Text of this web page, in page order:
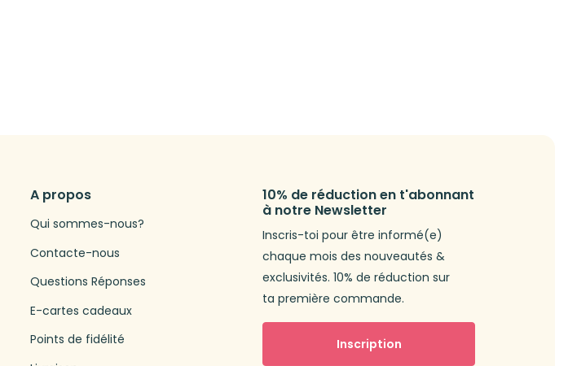
A propos
Qui sommes-nous?
Contacte-nous
Questions Réponses
E-cartes cadeaux
Points de fidélité
10% de réduction en t'abonnant
à notre Newsletter
Inscris-toi pour être informé(e)
chaque mois des nouveautés &
exclusivités. 10% de réduction sur
ta première commande.
Inscription